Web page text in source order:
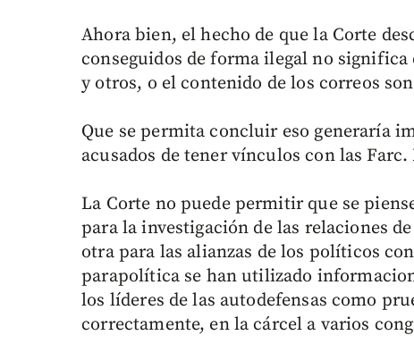
Ahora bien, el hecho de que la Corte
conseguidos de forma ilegal no
y otros, o el contenido de los correos
Que se permita concluir eso generaría
acusados de tener vínculos con las
La Corte no puede permitir que se
para la investigación de las relaciones
otra para las alianzas de los políticos
parapolítica se han utilizado
los líderes de las autodefensas como
correctamente, en la cárcel a varios